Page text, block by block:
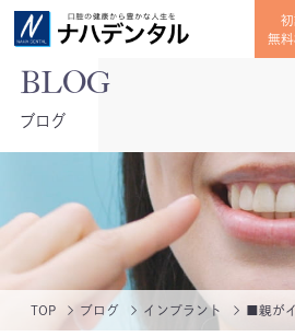
無
ブログ
TOP ブログ インプラント ■親が